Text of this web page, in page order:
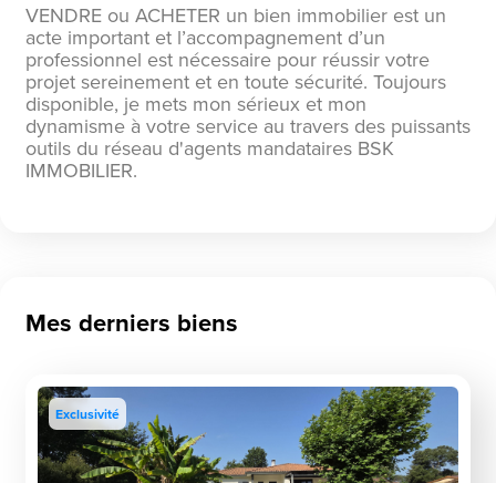
VENDRE ou ACHETER un bien immobilier est un
acte important et l’accompagnement d’un
professionnel est nécessaire pour réussir votre
projet sereinement et en toute sécurité. Toujours
disponible, je mets mon sérieux et mon
dynamisme à votre service au travers des puissants
outils du réseau d'agents mandataires BSK
IMMOBILIER.
Mes derniers biens
Exclusivité